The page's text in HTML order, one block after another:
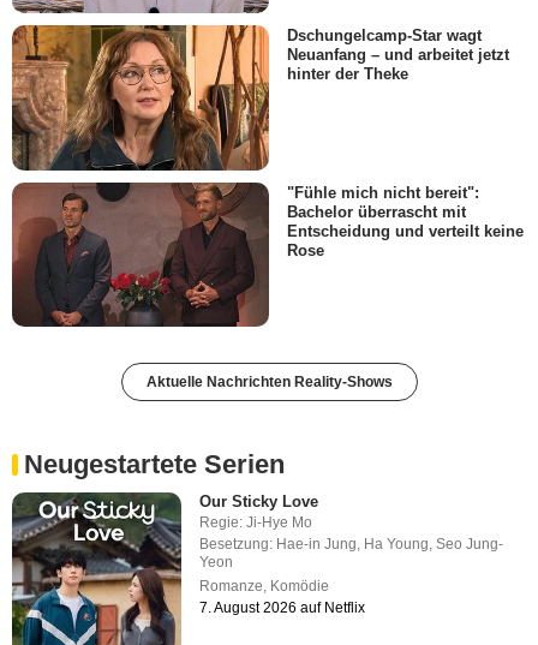
Dschungelcamp-Star wagt
Neuanfang – und arbeitet jetzt
hinter der Theke
"Fühle mich nicht bereit":
Bachelor überrascht mit
Entscheidung und verteilt keine
Rose
Aktuelle Nachrichten Reality-Shows
Neugestartete Serien
Our Sticky Love
Regie:Ji-Hye Mo
Besetzung: Hae-in Jung, Ha Young,Seo Jung-
Yeon
Romanze, Komödie
7. August 2026 auf Netflix